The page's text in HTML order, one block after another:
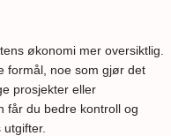
økonomi mer oversiktlig.
formål, noe som gjør det
prosjekter eller
får du bedre kontroll og